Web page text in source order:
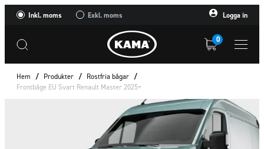
Inkl. moms Exkl. moms Logga in
0
Hem / Produkter / Rostfria bågar /
Frontbåge EU Svart Renault Master 2025+